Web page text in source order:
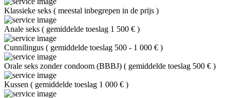
Klassieke seks ( meestal inbegrepen in de prijs )
Anale seks ( gemiddelde toeslag 1 500 € )
Cunnilingus ( gemiddelde toeslag 500 - 1 000 € )
Orale seks zonder condoom (BBBJ) ( gemiddelde toeslag 500 € )
Kussen ( gemiddelde toeslag 1 000 € )